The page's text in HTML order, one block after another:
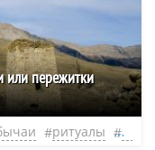
или пережитки
ритуалы